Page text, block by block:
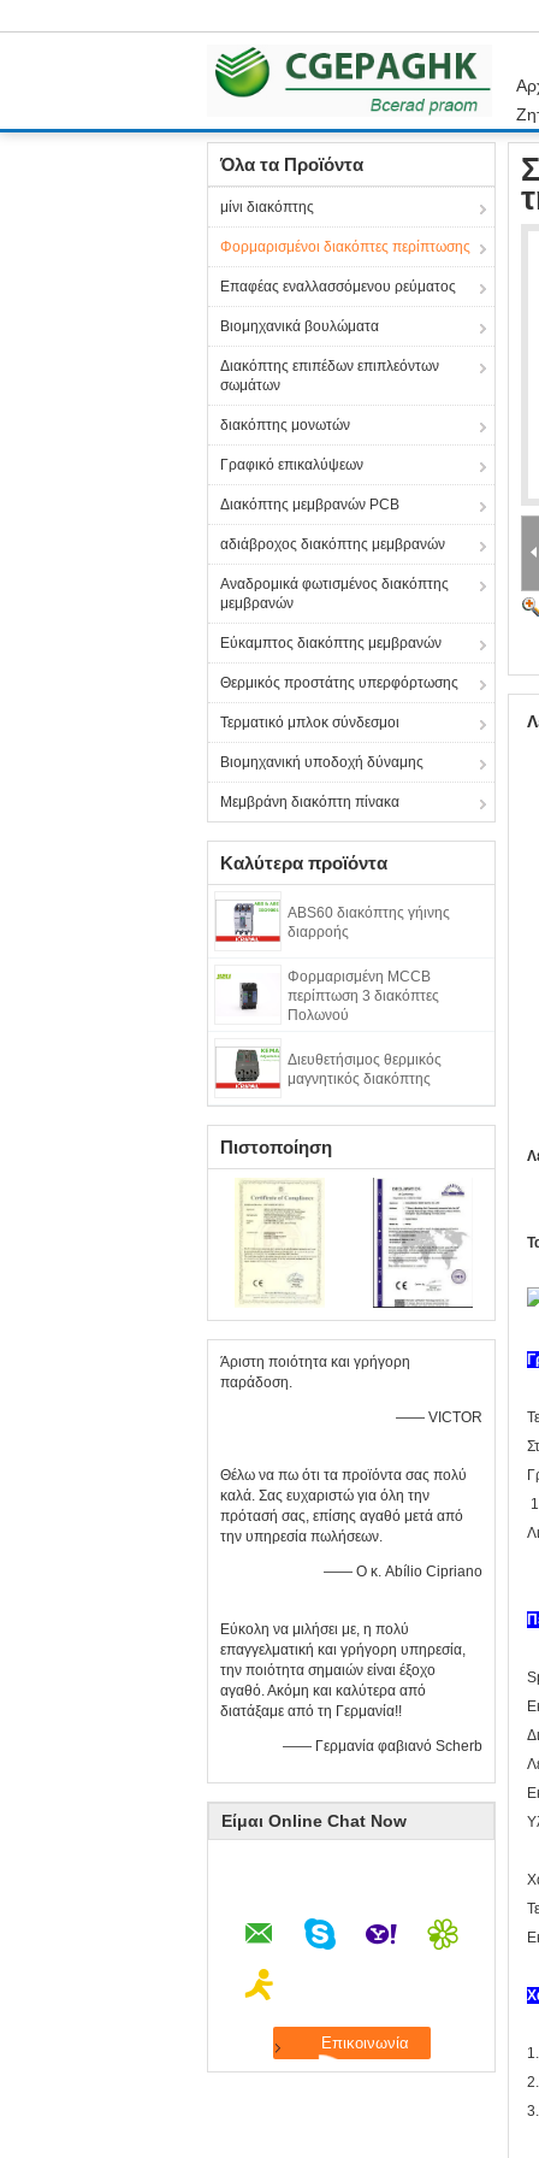
Φορμαρισμένοι
Όλα τα Προϊόντα
μίνι διακόπτης
Φορμαρισμένοι διακόπτες περίπτωσης
Επαφέας εναλλασσόμενου ρεύματος
Βιομηχανικά βουλώματα
Διακόπτης επιπέδων επιπλεόντων
σωμάτων
διακόπτης μονωτών
Γραφικό επικαλύψεων
Διακόπτης μεμβρανών PCB
αδιάβροχος διακόπτης μεμβρανών
Αναδρομικά φωτισμένος διακόπτης
μεμβρανών
Εύκαμπτος διακόπτης μεμβρανών
Θερμικός προστάτης υπερφόρτωσης
Τερματικό μπλοκ σύνδεσμοι
Βιομηχανική υποδοχή δύναμης
Μεμβράνη διακόπτη πίνακα
Καλύτερα προϊόντα
ABS60 διακόπτης γήινης
διαρροής
Φορμαρισμένη MCCB
περίπτωση 3 διακόπτες
Πολωνού
Διευθετήσιμος θερμικός
μαγνητικός διακόπτης
Πιστοποίηση
Άριστη ποιότητα και γρήγορη
παράδοση.
—— VICTOR
Θέλω να πω ότι τα προϊόντα σας πολύ
καλά. Σας ευχαριστώ για όλη την
πρότασή σας, επίσης αγαθό μετά από
την υπηρεσία πωλήσεων.
—— Ο κ. Abílio Cipriano
Εύκολη να μιλήσει με, η πολύ
επαγγελματική και γρήγορη υπηρεσία,
την ποιότητα σημαιών είναι έξοχο
αγαθό. Ακόμη και καλύτερα από
διατάξαμε από τη Γερμανία!!
—— Γερμανία φαβιανό Scherb
Είμαι Online Chat Now
1.